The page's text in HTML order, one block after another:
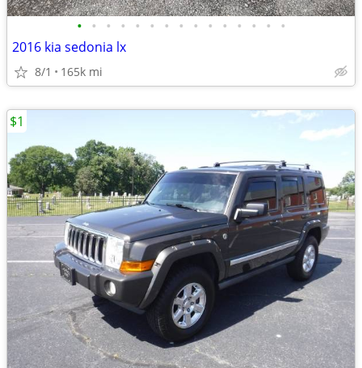
• • • • • • • • • • • • • • •
2016 kia sedonia lx
8/1 165k mi
$1